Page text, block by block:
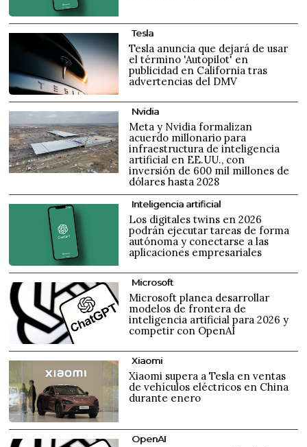
Tesla
Tesla anuncia que dejará de usar
el término 'Autopilot' en
publicidad en California tras
advertencias del DMV
Nvidia
Meta y Nvidia formalizan
acuerdo millonario para
infraestructura de inteligencia
artificial en EE.UU., con
inversión de 600 mil millones de
dólares hasta 2028
Inteligencia artificial
Los digitales twins en 2026
podrán ejecutar tareas de forma
autónoma y conectarse a las
aplicaciones empresariales
Microsoft
Microsoft planea desarrollar
modelos de frontera de
inteligencia artificial para 2026 y
competir con OpenAI
Xiaomi
Xiaomi supera a Tesla en ventas
de vehículos eléctricos en China
durante enero
OpenAI